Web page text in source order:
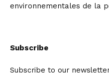
environnementales de la
Subscribe
Subscribe to our